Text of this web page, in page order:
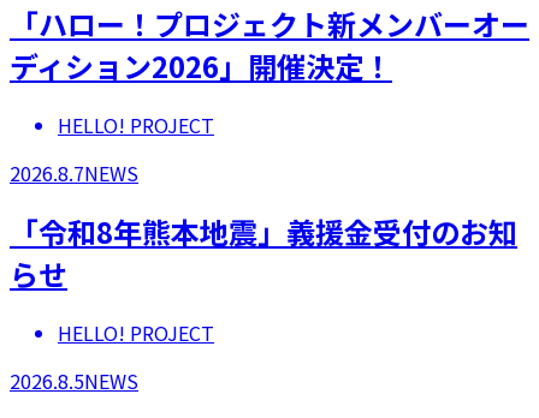
「ハロー！プロジェクト新メンバーオー
ディション2026」開催決定！
HELLO! PROJECT
2026.8.7NEWS
「令和8年熊本地震」義援金受付のお知
らせ
HELLO! PROJECT
2026.8.5NEWS